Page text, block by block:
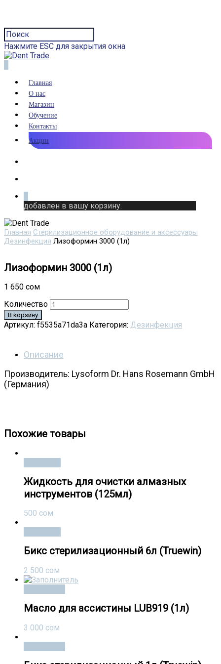
Нажмите ESC для закрытия окна
Главная
О нас
Магазин
Обучение
Контакты
Акции
добавлен в вашу корзину.
Главная Стерилизационное оборудование и аксессуары
Дезинфекция Лизоформин 3000 (1л)
Лизоформин 3000 (1л)
1 650 сом
Количество
В корзину
Артикул: f5535a71da3a Категория: Дезинфекция
Описание
Производитель: Lysoform Dr. Hans Rosemann GmbH
(Германия)
Похожие товары
Жидкость для очистки алмазных
инструментов (125мл)
500 сом
Бикс стерилизационный 6л (Truewin)
2 500 сом
Масло для ассистины LUB919 (1л)
3 000 сом